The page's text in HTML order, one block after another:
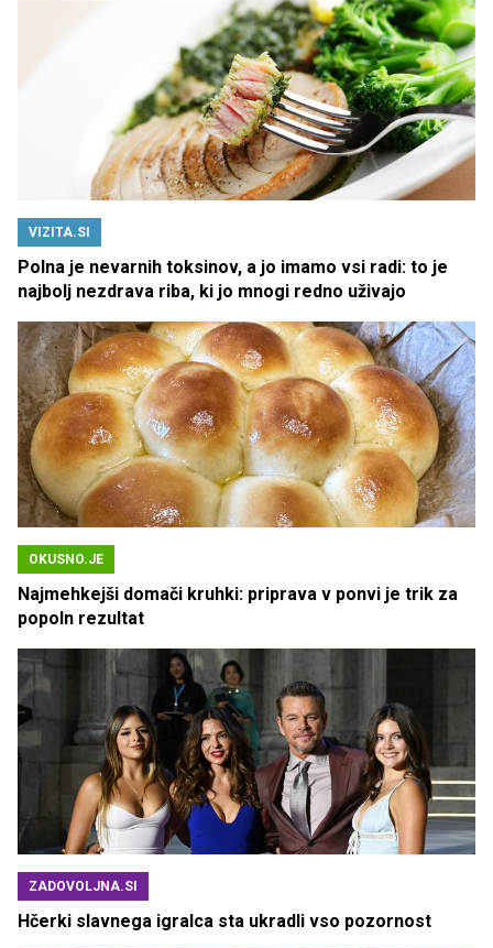
VIZITA.SI
Polna je nevarnih toksinov, a jo imamo vsi radi: to je
najbolj nezdrava riba, ki jo mnogi redno uživajo
OKUSNO.JE
Najmehkejši domači kruhki: priprava v ponvi je trik za
popoln rezultat
ZADOVOLJNA.SI
Hčerki slavnega igralca sta ukradli vso pozornost